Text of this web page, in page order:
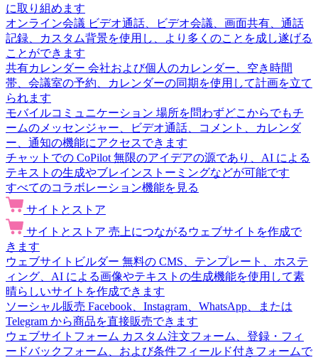
に取り組めます
オンライン会議 ビデオ通話、ビデオ会議、画面共有、通話
記録、カスタム背景を使用し、より多くのことを成し遂げる
ことができます
共有カレンダー 会社および個人のカレンダー、空き時間
帯、会議室の予約、カレンダーの同期を使用して計画を立て
られます
モバイルコミュニケーション 場所を問わずどこからでもチ
ームのメッセンジャー、ビデオ通話、コメント、カレンダ
ー、通知の機能にアクセスできます
チャットでの CoPilot 無限のアイデアの源であり、AI による
テキストの生成やブレインストーミングなどが可能です
すべてのコラボレーション機能を見る
サイトとストア
サイトとストア 売上につながるウェブサイトを作成で
きます
ウェブサイトビルダー 無料の CMS、テンプレート、ホステ
ィング、AI による画像やテキストの生成機能を使用して素
晴らしいサイトを作成できます
ソーシャル販売 Facebook、Instagram、WhatsApp、または
Telegram から商品を直接販売できます
ウェブサイトフォーム カスタム注文フォーム、登録・フィ
ードバックフォーム、および条件フィールド付きフォームで